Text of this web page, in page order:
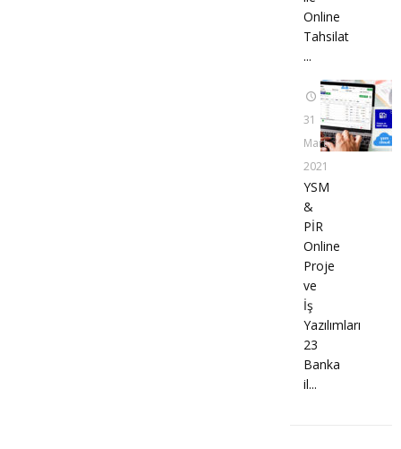
Online
Tahsilat
...
31
Mart
2021
YSM
&
PİR
Online
Proje
ve
İş
Yazılımları
23
Banka
il...